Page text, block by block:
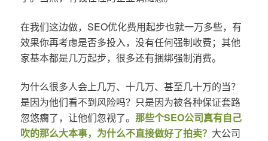
在我们这边做，SEO优化费用起步也就一万多些，有
效果你再考虑是否多投入，没有任何强制收费；其他
家基本都是几万起步，很多还有捆绑强制消费。
为什么很多人会上几万、十几万、甚至几十万的当？
是因为他们看不到风险吗？只是因为被各种保证套路
忽悠瘸了，让他们忽视了。 那些个SEO公司真有自己
吹的那么大本事，为什么不直接做好了拍卖？ 大公司